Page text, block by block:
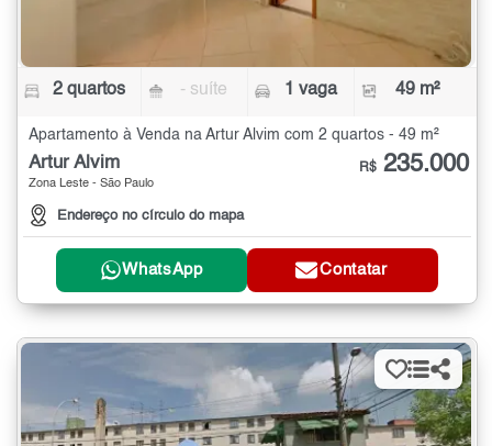
2 quartos - suíte 1 vaga 49 m²
Apartamento à Venda na Artur Alvim com 2 quartos - 49 m²
Artur Alvim
Zona Leste - São Paulo
Endereço no círculo do mapa
R$ 235.000
WhatsApp Contatar